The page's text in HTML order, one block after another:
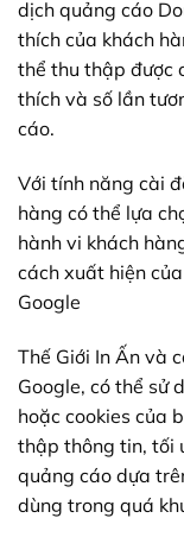
dịch quảng cáo
thích của khách
thể thu thập được
thích và số lần
cáo.
Với tính năng cài
hàng có thể lựa
hành vi khách
cách xuất hiện
Google
Thế Giới In Ấn và
Google, có thể sử
hoặc cookies của
thập thông tin, tối
quảng cáo dựa
dùng trong quá